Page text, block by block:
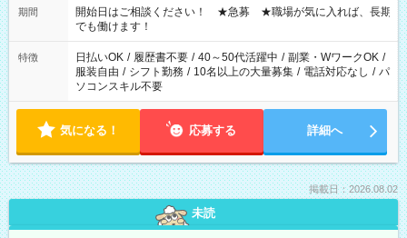
せん ※法令に基づき、週20時間以上勤務は社会保険への加入対
象となります ※労働者派遣法（日雇い派遣の原則禁止）によ
り、短時間・短期間の就業はご案内が難しい場合があります
期間
開始日はご相談ください！ ★急募 ★職場が気に入れば、長期
でも働けます！
特徴 日払いOK / 履歴書不要 / 40～50代活躍中 / 副業・WワークOK /
服装自由 / シフト勤務 / 10名以上の大量募集 / 電話対応なし / パ
ソコンスキル不要
気になる！ 応募する 詳細へ
掲載日：2026.08.02
未読